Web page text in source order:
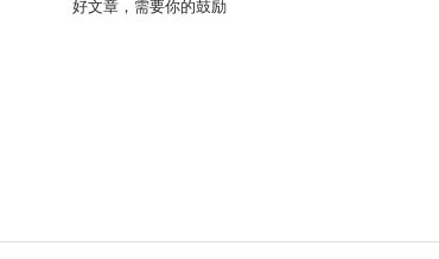
好文章，需要你的鼓励